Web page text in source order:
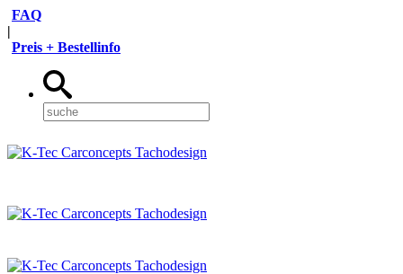
FAQ
|
Preis + Bestellinfo